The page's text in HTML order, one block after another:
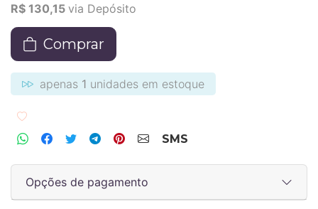
R$ 130,15 via Depósito
Comprar
apenas 1 unidades em estoque
SMS
Opções de pagamento